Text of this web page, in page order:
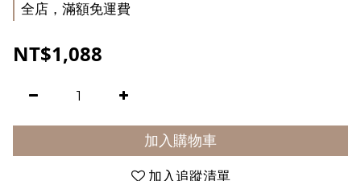
全店，滿額免運費
NT$1,088
加入購物車
加入追蹤清單